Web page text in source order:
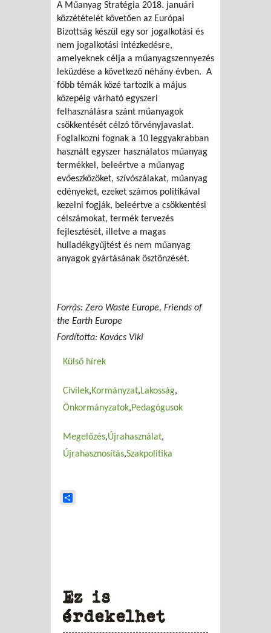
A Műanyag Stratégia 2018. januári
közzétételét követően az Európai
Bizottság készül egy sor jogalkotási és
nem jogalkotási intézkedésre,
amelyeknek célja a műanyagszennyezés
leküzdése a következő néhány évben. A
főbb témák közé tartozik a május
közepéig várható egyszeri
felhasználásra szánt műanyagok
csökkentését célzó törvényjavaslat.
Foglalkozni fognak a 10 leggyakrabban
használt egyszer használatos műanyag
termékkel, beleértve a műanyag
evőeszközöket, szívószálakat, műanyag
edényeket, ezeket számos politikával
kezelni fogják, beleértve a csökkentési
célszámokat, termék tervezés
fejlesztését, illetve a magas
hulladékgyűjtést és nem műanyag
anyagok gyártásának ösztönzését.
Forrás: Zero Waste Europe, Friends of
the Earth Europe
Fordította: Kovács Viki
Külső hírek
Civilek Kormányzat Lakosság
Önkormányzatok Pedagógusok
Megelőzés Újrahasználat
Újrahasznosítás Szakpolitika
Ez is
érdekelhet